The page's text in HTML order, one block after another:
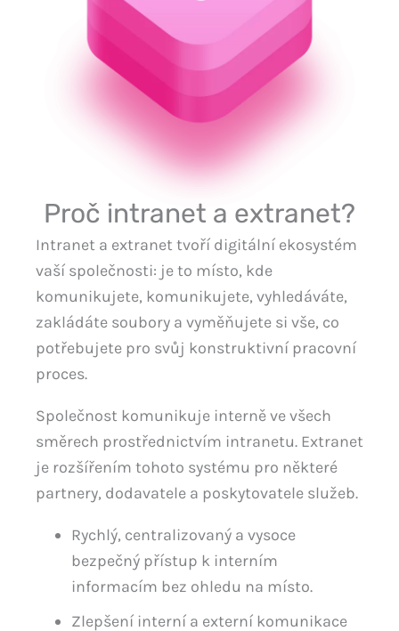
Proč intranet a extranet?
Intranet a extranet tvoří digitální ekosystém
vaší společnosti: je to místo, kde
komunikujete, komunikujete, vyhledáváte,
zakládáte soubory a vyměňujete si vše, co
potřebujete pro svůj konstruktivní pracovní
proces.
Společnost komunikuje interně ve všech
směrech prostřednictvím intranetu. Extranet
je rozšířením tohoto systému pro některé
partnery, dodavatele a poskytovatele služeb.
Rychlý, centralizovaný a vysoce
bezpečný přístup k interním
informacím bez ohledu na místo.
Zlepšení interní a externí komunikace